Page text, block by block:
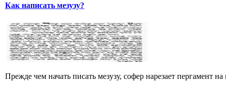
Как написать мезузу?
Прежде чем начать писать мезузу, софер нарезает пергамент